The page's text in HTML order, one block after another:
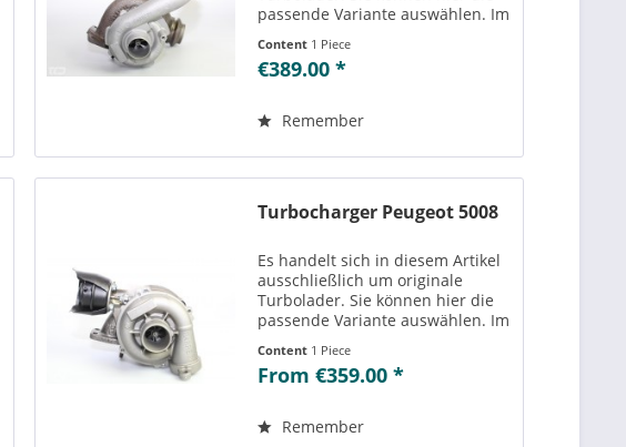
passende Variante auswählen. Im
Teilenummern“ können Sie die zu
der ausgewählten Variante
einsehen....
Content 1 Piece
€389.00 *
Remember
Turbocharger Peugeot 5008
Es handelt sich in diesem Artikel
ausschließlich um originale
Turbolader. Sie können hier die
passende Variante auswählen. Im
Teilenummern“ können Sie die zu
der ausgewählten Variante
einsehen....
Content 1 Piece
From €359.00 *
Remember